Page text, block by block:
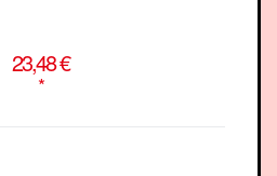
23,48 €
*